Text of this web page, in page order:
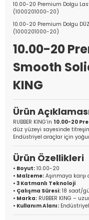
10.00-20 Premium Dolgu
(1000201000-20)
10.00-20 Premium Dolgu DÜZ
(1000201000-20)
10.00-20
Smooth
KING
Ürün
RUBBER KING’in 10.00-20
düz yüzeyi sayesinde
Endüstriyel araçlar için
Ürün Özellikleri
• Boyut: 10.00-20
• Malzeme: Aşınmaya
• 3 Katmanlı Teknoloji
• Çalışma Süresi: 18 saat/
• Marka: RUBBER KING –
• Kullanım Alanı: